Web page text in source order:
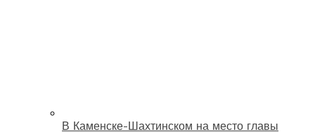
В Каменске-Шахтинском на место главы